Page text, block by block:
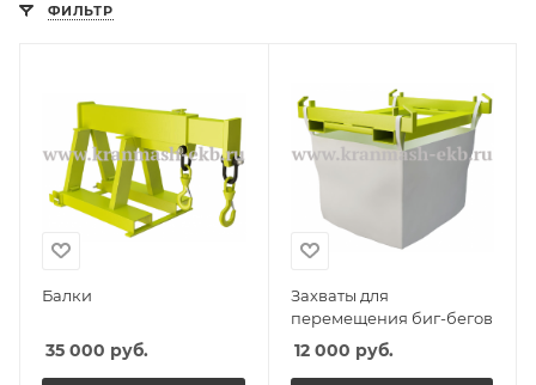
ФИЛЬТР
Балки
35 000 руб.
Захваты для
перемещения биг-бегов
12 000 руб.